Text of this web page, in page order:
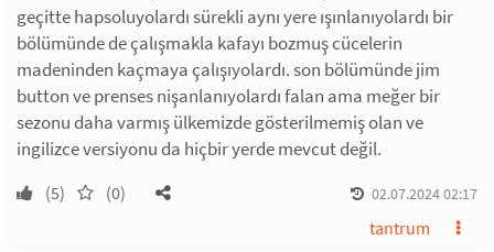
geçitte hapsoluyolardı sürekli aynı yere ışınlanıyolardı bir
bölümünde de çalışmakla kafayı bozmuş cücelerin
madeninden kaçmaya çalışıyolardı. son bölümünde jim
button ve prenses nişanlanıyolardı falan ama meğer bir
sezonu daha varmış ülkemizde gösterilmemiş olan ve
ingilizce versiyonu da hiçbir yerde mevcut değil.
(5) (0) 02.07.2024 02:17
tantrum